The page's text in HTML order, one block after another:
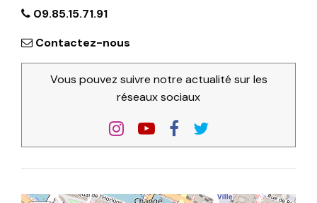
09.85.15.71.91
Contactez-nous
Vous pouvez suivre notre actualité sur les
réseaux sociaux